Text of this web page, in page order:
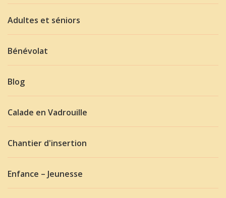
Adultes et séniors
Bénévolat
Blog
Calade en Vadrouille
Chantier d'insertion
Enfance – Jeunesse